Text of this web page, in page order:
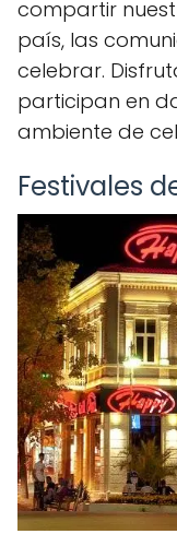
compartir
país, las
celebrar.
participan en
ambiente de
Festivales